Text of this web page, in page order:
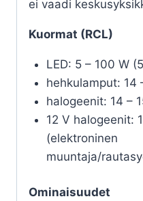
ei vaadi
Kuormat (RCL)
LED: 5 – 100 W
hehkulamput: 14
halogeenit: 14 –
12 V halogeenit:
(elektroninen
muuntaja/
Ominaisuudet